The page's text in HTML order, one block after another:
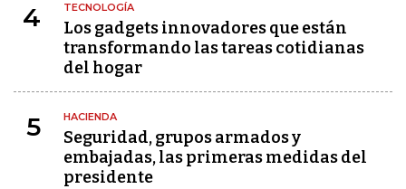
4 TECNOLOGÍA
Los gadgets innovadores que están
transformando las tareas cotidianas
del hogar
5 HACIENDA
Seguridad, grupos armados y
embajadas, las primeras medidas del
presidente